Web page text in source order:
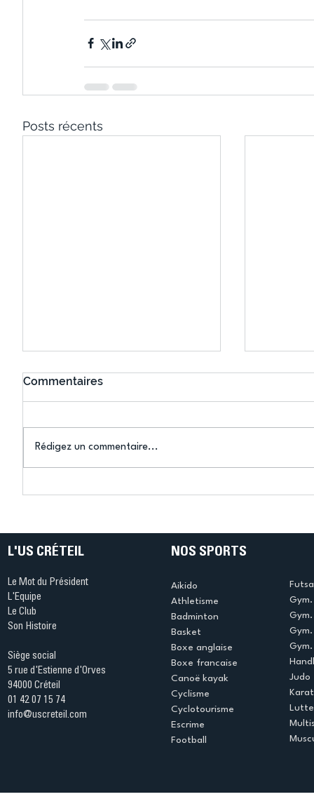
Posts récents
Commentaires
Rédigez un commentaire...
L'US CRÉTEIL
Le Mot du Président
L'Equipe
Le Club
Son Histoire
Siège social
5 rue d'Estienne d'Orves
94000 Créteil
01 42 07 15 74
info@uscreteil.com
NOS SPORTS
Aikido
Athletisme
Badminton
Basket
Boxe anglaise
Boxe francaise
Canoë kayak
Cyclisme
Cyclotourisme
Escrime
Football
Judo
Lutte